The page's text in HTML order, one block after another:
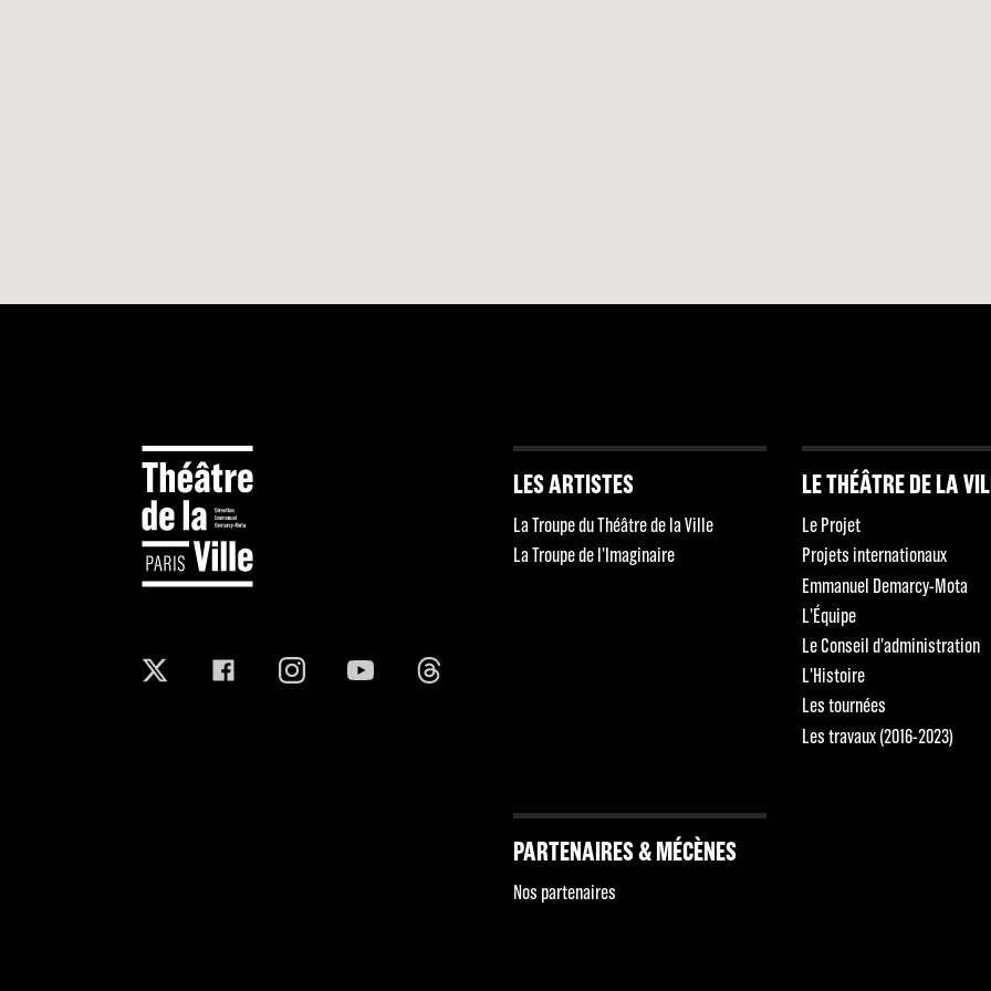
LES ARTISTES
La Troupe du Théâtre de la Ville
La Troupe de l'Imaginaire
LE THÉÂTRE DE LA
Le Projet
Projets internationaux
Emmanuel Demarcy-Mota
L'Équipe
Le Conseil d'administration
L'Histoire
Les tournées
Les travaux (2016-2023)
PARTENAIRES & MÉCÈNES
Nos partenaires